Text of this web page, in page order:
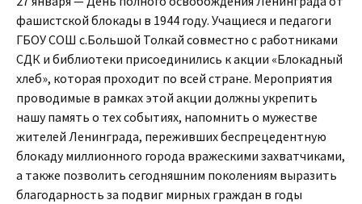
фашистской блокады в 1944 году. Учащиеся и педагоги
ГБОУ СОШ с.Большой Толкай совместно с работниками
СДК и библиотеки присоединились к акции «Блокадный
хлеб», которая проходит по всей стране. Мероприятия
проводимые в рамках этой акции должны укрепить
нашу память о тех событиях, напомнить о мужестве
жителей Ленинграда, переживших беспрецедентную
блокаду миллионного города вражескими захватчиками,
а также позволить сегодняшним поколениям выразить
благодарность за подвиг мирных граждан в годы